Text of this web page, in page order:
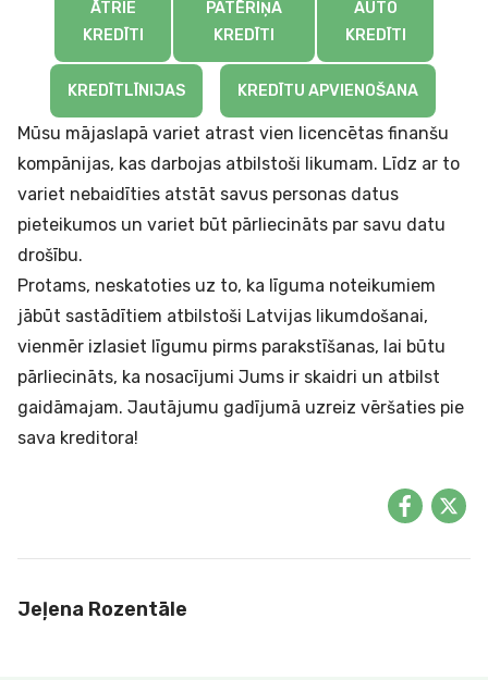
ĀTRIE
KREDĪTI
PATĒRIŅA
KREDĪTI
AUTO
KREDĪTI
KREDĪTLĪNIJAS KREDĪTU APVIENOŠANA
Mūsu mājaslapā variet atrast vien licencētas finanšu
kompānijas, kas darbojas atbilstoši likumam. Līdz ar to
variet nebaidīties atstāt savus personas datus
pieteikumos un variet būt pārliecināts par savu datu
drošību.
Protams, neskatoties uz to, ka līguma noteikumiem
jābūt sastādītiem atbilstoši Latvijas likumdošanai,
vienmēr izlasiet līgumu pirms parakstīšanas, lai būtu
pārliecināts, ka nosacījumi Jums ir skaidri un atbilst
gaidāmajam. Jautājumu gadījumā uzreiz vēršaties pie
sava kreditora!
Jeļena Rozentāle